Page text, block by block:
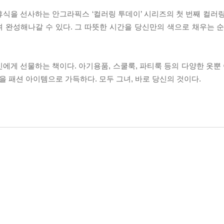
을 선사하는 안그라픽스 ‘컬러링 투데이’ 시리즈의 첫 번째 컬러
성해나갈 수 있다. 그 따뜻한 시간을 당신만의 색으로 채우는
게 선물하는 책이다. 아기용품, 스쿨룩, 파티룩 등의 다양한 옷
패션 아이템으로 가득하다. 모두 그녀, 바로 당신의 것이다.